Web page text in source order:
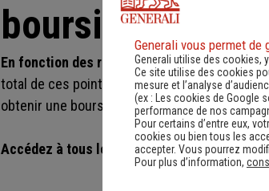
boursier ?
En fonction des ressources et des charges
total de ces points (appelés points de
obtenir une bourse.
Accédez à tous les plafonds de ressources
Generali vous permet de
Generali utilise des cookies,
Ce site utilise des cookies
mesure et l’analyse
(ex :
Les cookies de Google
performance de nos
Pour certains d’entre eux,
cookies ou bien tous les
accepter. Vous pourrez
Pour plus d’information,